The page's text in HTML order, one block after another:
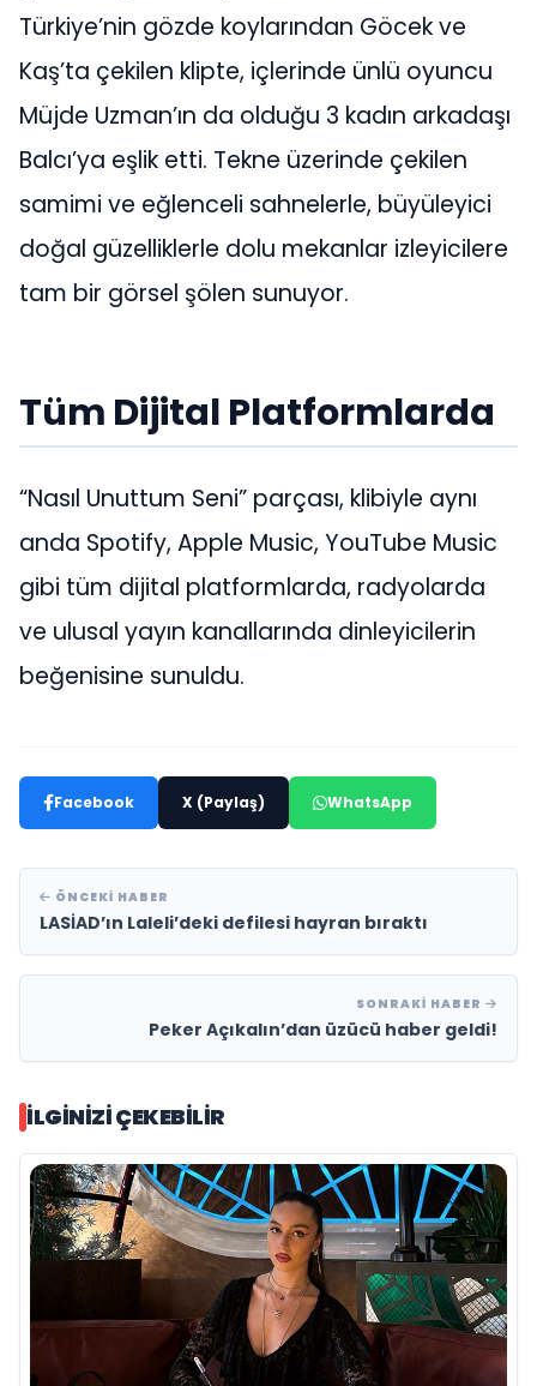
Türkiye’nin gözde koylarından Göcek ve
Kaş’ta çekilen klipte, içlerinde ünlü oyuncu
Müjde Uzman’ın da olduğu 3 kadın arkadaşı
Balcı’ya eşlik etti. Tekne üzerinde çekilen
samimi ve eğlenceli sahnelerle, büyüleyici
doğal güzelliklerle dolu mekanlar izleyicilere
tam bir görsel şölen sunuyor.
Tüm Dijital Platformlarda
“Nasıl Unuttum Seni” parçası, klibiyle aynı
anda Spotify, Apple Music, YouTube Music
gibi tüm dijital platformlarda, radyolarda
ve ulusal yayın kanallarında dinleyicilerin
beğenisine sunuldu.
Facebook X (Paylaş) WhatsApp
ÖNCEKI HABER
LASİAD’ın Laleli’deki defilesi hayran bıraktı
SONRAKI HABER
Peker Açıkalın’dan üzücü haber geldi!
İLGINIZI ÇEKEBILIR